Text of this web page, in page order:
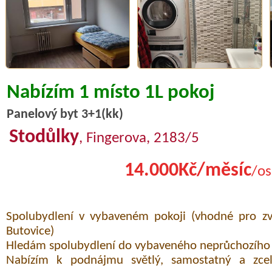
Nabízím 1 místo 1L pokoj
Panelový byt 3+1(kk)
Stodůlky, Fingerova, 2183/5
14.000Kč/měsíc/
Spolubydlení v vybaveném pokoji (vhodné pro
Butovice)
Hledám spolubydlení do vybaveného
Nabízím k podnájmu světlý, samostatný a